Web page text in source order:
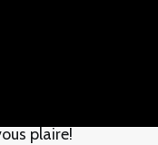
articles qui
plaire!